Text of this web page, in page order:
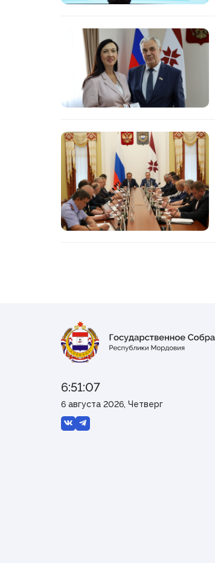
6:51:07
6 августа 2026, Четверг